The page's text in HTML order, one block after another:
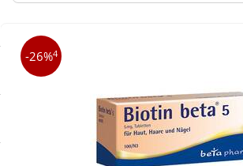
Sale
Körperpflege & Kosmetik
Physiogel
-26%4